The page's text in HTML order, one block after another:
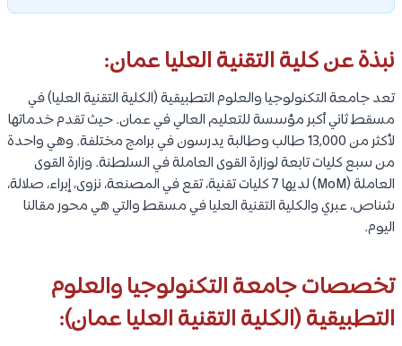
نبذة عن كلية التقنية العليا عمان:
تعد جامعة التكنولوجيا والعلوم التطبيقية (الكلية التقنية العليا) في
مسقط ثاني أكبر مؤسسة للتعليم العالي في عمان. حيث تقدم خدماتها
لأكثر من 13,000 طالب وطالبة يدرسون في برامج مختلفة. وهي واحدة
من سبع كليات تابعة لوزارة القوى العاملة في السلطنة. وزارة القوى
العاملة (MoM) لديها 7 كليات تقنية، تقع في المصنعة، نزوى، إبراء، صلالة،
شناص، عبري والكلية التقنية العليا في مسقط والتي هي محور مقالنا
اليوم.
تخصصات جامعة التكنولوجيا والعلوم
التطبيقية (الكلية التقنية العليا عمان):